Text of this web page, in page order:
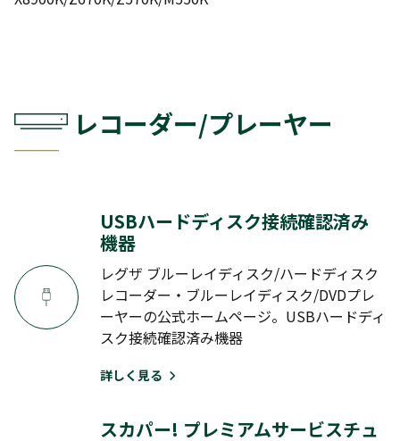
J8
J7
G9
E SERIES
E770S E350S E350N
E350M
E670R
E350R
C SERIES
C340X C310X
レコーダー/プレーヤー
USBハードディスク接続確認済み
機器
レグザ ブルーレイディスク/ハードディスク
レコーダー・ブルーレイディスク/DVDプレ
ーヤーの公式ホームページ。USBハードディ
スク接続確認済み機器
詳しく見る
スカパー! プレミアムサービスチュ